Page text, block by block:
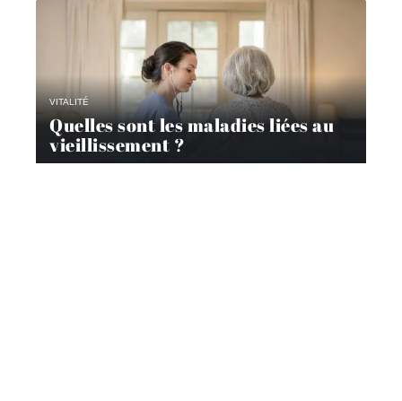
VITALITÉ
Quelles sont les maladies liées au
vieillissement ?